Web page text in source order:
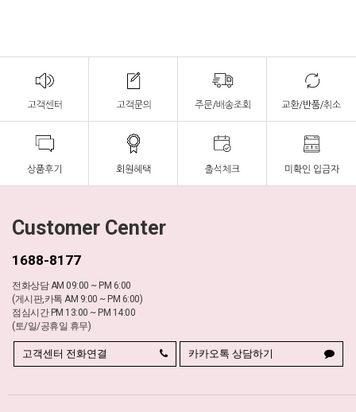
Customer Center
1688-8177
전화상담 AM 09:00 ~ PM 6:00
(게시판,카톡 AM 9:00 ~ PM 6:00)
점심시간 PM 13:00 ~ PM 14:00
(토/일/공휴일 휴무)
고객센터 전화연결 카카오톡 상담하기